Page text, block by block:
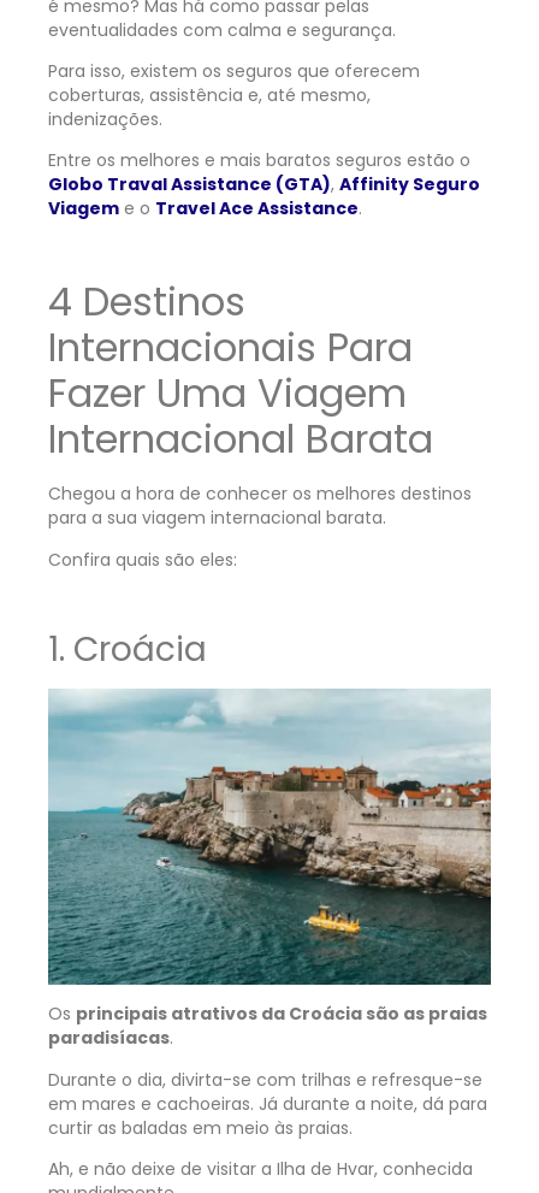
é mesmo? Mas há como passar pelas
eventualidades com calma e segurança.
Para isso, existem os seguros que oferecem
coberturas, assistência e, até mesmo,
indenizações.
Entre os melhores e mais baratos seguros estão o
Globo Traval Assistance (GTA), Affinity Seguro
Viagem e o Travel Ace Assistance.
4 Destinos
Internacionais Para
Fazer Uma Viagem
Internacional Barata
Chegou a hora de conhecer os melhores destinos
para a sua viagem internacional barata.
Confira quais são eles:
1. Croácia
Os principais atrativos da Croácia são as praias
paradisíacas.
Durante o dia, divirta-se com trilhas e refresque-se
em mares e cachoeiras. Já durante a noite, dá para
curtir as baladas em meio às praias.
Ah, e não deixe de visitar a Ilha de Hvar, conhecida